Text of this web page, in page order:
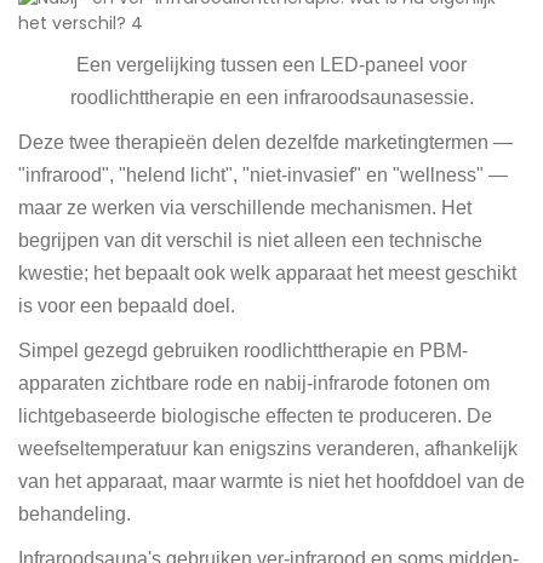
Een vergelijking tussen een LED-paneel voor
roodlichttherapie en een infraroodsaunasessie.
Deze twee therapieën delen dezelfde marketingtermen —
"infrarood", "helend licht", "niet-invasief" en "wellness" —
maar ze werken via verschillende mechanismen. Het
begrijpen van dit verschil is niet alleen een technische
kwestie; het bepaalt ook welk apparaat het meest geschikt
is voor een bepaald doel.
Simpel gezegd gebruiken roodlichttherapie en PBM-
apparaten zichtbare rode en nabij-infrarode fotonen om
lichtgebaseerde biologische effecten te produceren. De
weefseltemperatuur kan enigszins veranderen, afhankelijk
van het apparaat, maar warmte is niet het hoofddoel van de
behandeling.
Infraroodsauna's gebruiken ver-infrarood en soms midden-